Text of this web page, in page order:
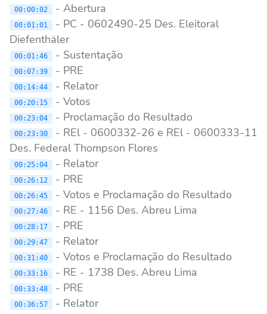
00:00:02 - Abertura
00:01:01
- PC - 0602490-25 Des. Eleitoral
Diefenthäler
00:01:46 - Sustentação
00:07:39 - PRE
00:14:44 - Relator
00:20:15 - Votos
00:23:04 - Proclamação do Resultado
00:23:30
- REl - 0600332-26 e REl - 0600333-11
Des. Federal Thompson Flores
00:25:04 - Relator
00:26:12 - PRE
00:26:45 - Votos e Proclamação do Resultado
00:27:46 - RE - 1156 Des. Abreu Lima
00:28:17 - PRE
00:29:47 - Relator
00:31:40 - Votos e Proclamação do Resultado
00:33:16 - RE - 1738 Des. Abreu Lima
00:33:48 - PRE
00:36:57 - Relator